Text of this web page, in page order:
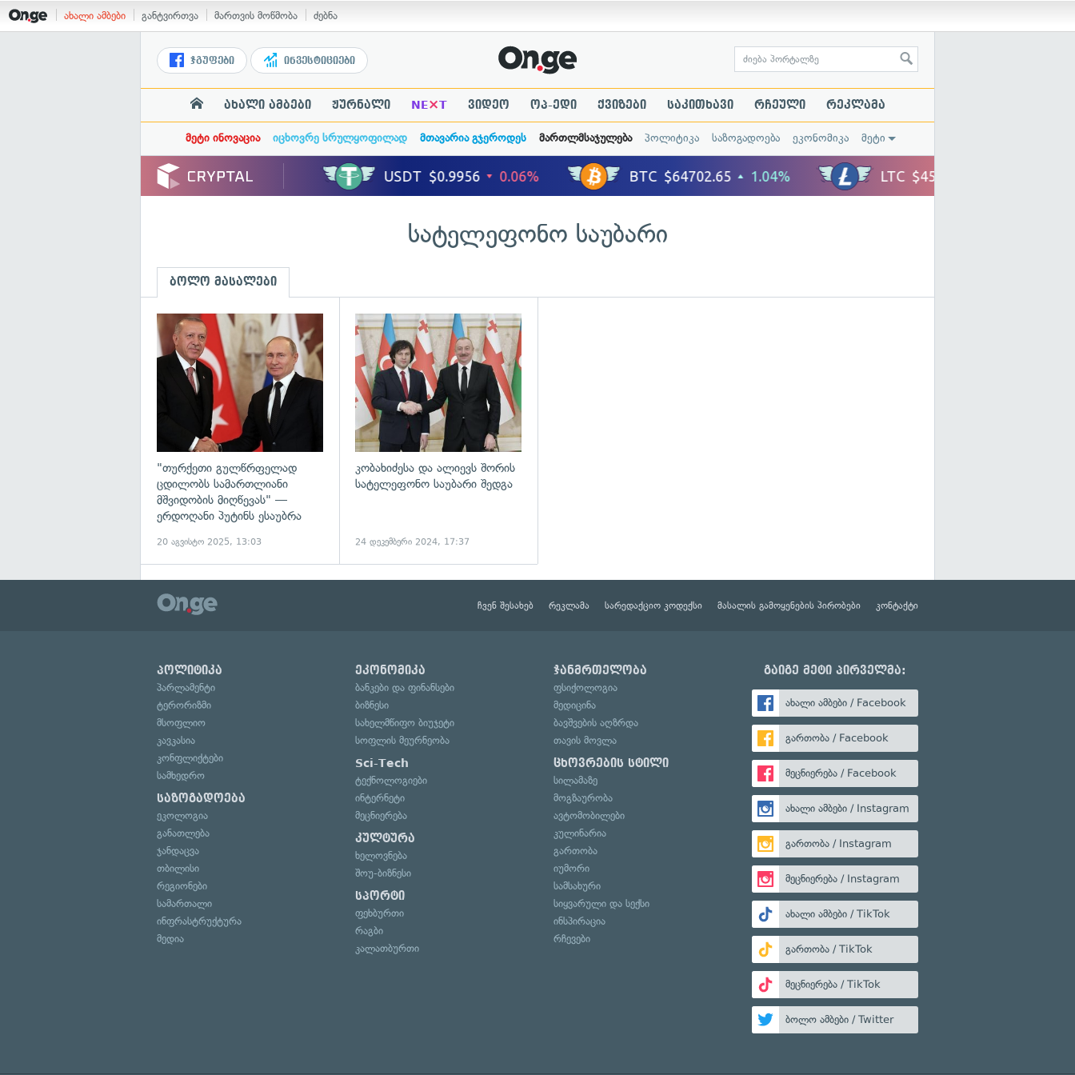
ახალი ამბები განტვირთვა მართვის მოწმობა ძებნა
ჯგუფები ინვესტიციები
ახალი ამბები ჟურნალი NE×T ვიდეო ოპ-ედი ქვიზები საკითხავი რჩეული რეკლამა
მეტი ინოვაცია იცხოვრე სრულყოფილად მთავარია გჯეროდეს მართლმსაჯულება პოლიტიკა საზოგადოება ეკონომიკა მეტი
სატელეფონო საუბარი
ბოლო მასალები
გადახედვა
"თურქეთი გულწრფელად
ცდილობს სამართლიანი
მშვიდობის მიღწევას" —
ერდოღანი პუტინს ესაუბრა
20 აგვისტო 2025, 13:03
კობახიძესა და ალიევს შორის
სატელეფონო საუბარი შედგა
24 დეკემბერი 2024, 17:37
ჩვენ შესახებ რეკლამა სარედაქციო კოდექსი მასალის გამოყენების პირობები კონტაქტი
პოლიტიკა
პარლამენტი
ტერორიზმი
მსოფლიო
კავკასია
კონფლიქტები
სამხედრო
საზოგადოება
ეკოლოგია
განათლება
ჯანდაცვა
თბილისი
რეგიონები
სამართალი
ინფრასტრუქტურა
მედია
ეკონომიკა
ბანკები და ფინანსები
ბიზნესი
სახელმწიფო ბიუჯეტი
სოფლის მეურნეობა
Sci-Tech
ტექნოლოგიები
ინტერნეტი
მეცნიერება
კულტურა
ხელოვნება
შოუ-ბიზნესი
სპორტი
ფეხბურთი
რაგბი
კალათბურთი
ჯანმრთელობა
ფსიქოლოგია
მედიცინა
ბავშვების აღზრდა
თავის მოვლა
ცხოვრების სტილი
სილამაზე
მოგზაურობა
ავტომობილები
კულინარია
გართობა
იუმორი
სამსახური
სიყვარული და სექსი
ინსპირაცია
რჩევები
გაიგე მეტი პირველმა:
ახალი ამბები / Facebook
გართობა / Facebook
მეცნიერება / Facebook
ახალი ამბები / Instagram
გართობა / Instagram
მეცნიერება / Instagram
ახალი ამბები / TikTok
გართობა / TikTok
მეცნიერება / TikTok
ბოლო ამბები / Twitter